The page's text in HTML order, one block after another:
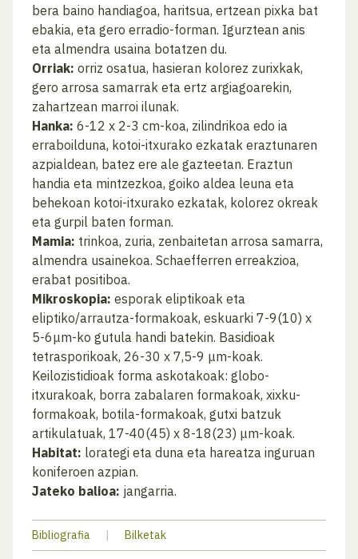
bera baino handiagoa, haritsua, ertzean pixka bat
ebakia, eta gero erradio-forman. Igurztean anis
eta almendra usaina botatzen du.
Orriak: orriz osatua, hasieran kolorez zurixkak,
gero arrosa samarrak eta ertz argiagoarekin,
zahartzean marroi ilunak.
Hanka: 6-12 x 2-3 cm-koa, zilindrikoa edo ia
erraboilduna, kotoi-itxurako ezkatak eraztunaren
azpialdean, batez ere ale gazteetan. Eraztun
handia eta mintzezkoa, goiko aldea leuna eta
behekoan kotoi-itxurako ezkatak, kolorez okreak
eta gurpil baten forman.
Mamia: trinkoa, zuria, zenbaitetan arrosa samarra,
almendra usainekoa. Schaefferren erreakzioa,
erabat positiboa.
Mikroskopia: esporak eliptikoak eta
eliptiko/arrautza-formakoak, eskuarki 7-9(10) x
5-6μm-ko gutula handi batekin. Basidioak
tetrasporikoak, 26-30 x 7,5-9 μm-koak.
Keilozistidioak forma askotakoak: globo-
itxurakoak, borra zabalaren formakoak, xixku-
formakoak, botila-formakoak, gutxi batzuk
artikulatuak, 17-40(45) x 8-18(23) μm-koak.
Habitat: lorategi eta duna eta hareatza inguruan
koniferoen azpian.
Jateko balioa: jangarria.
Bibliografia | Bilketak